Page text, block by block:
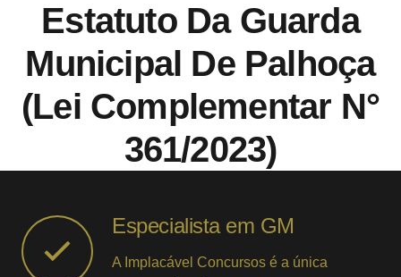
Estatuto Da Guarda
Municipal De Palhoça
(Lei Complementar N°
361/2023)
Especialista em GM
A Implacável Concursos é a única